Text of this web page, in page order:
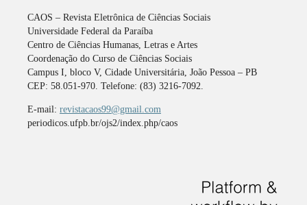
CAOS – Revista Eletrônica de Ciências Sociais
Universidade Federal da Paraíba
Centro de Ciências Humanas, Letras e Artes
Coordenação do Curso de Ciências Sociais
Campus I, bloco V, Cidade Universitária, João Pessoa – PB
CEP: 58.051-970. Telefone: (83) 3216-7092.
E-mail: revistacaos99@gmail.com
periodicos.ufpb.br/ojs2/index.php/caos